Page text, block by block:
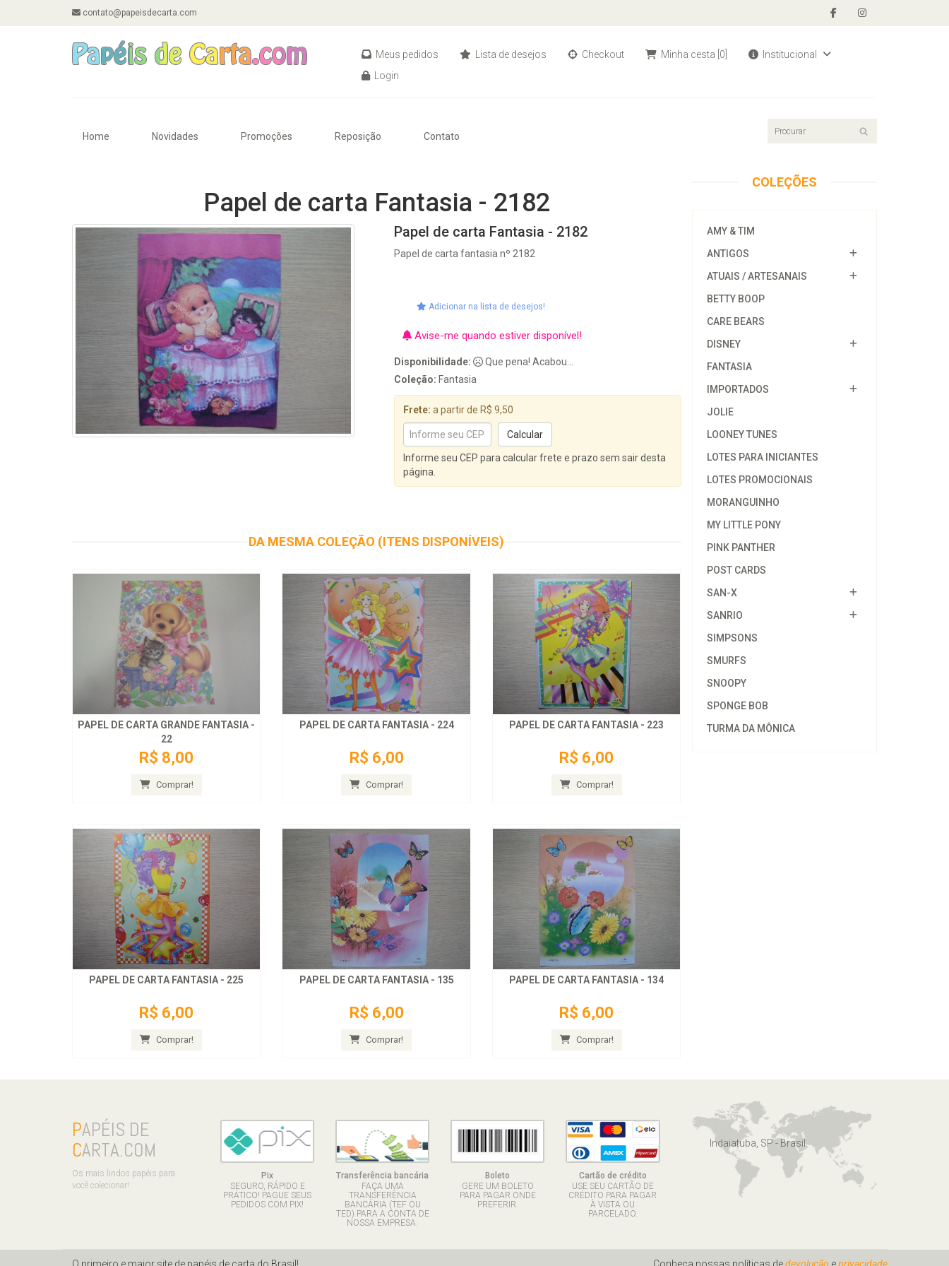
contato@papeisdecarta.com
Meus pedidos Lista de desejos Checkout Minha cesta [0]
Institucional
Login
Home Novidades Promoções Reposição Contato
Papel de carta Fantasia - 2182
Papel de carta Fantasia - 2182
Papel de carta fantasia nº 2182
Adicionar na lista de desejos!
Avise-me quando estiver disponível!
Disponibilidade:
Que pena! Acabou...
Coleção: Fantasia
Frete: a partir de R$ 9,50
Informe seu CEP para calcular frete e prazo sem sair desta
página.
DA MESMA COLEÇÃO (ITENS DISPONÍVEIS)
PAPEL DE CARTA GRANDE FANTASIA -
22
R$ 8,00
Comprar!
PAPEL DE CARTA FANTASIA - 224
R$ 6,00
Comprar!
PAPEL DE CARTA FANTASIA - 223
R$ 6,00
Comprar!
PAPEL DE CARTA FANTASIA - 225
R$ 6,00
Comprar!
PAPEL DE CARTA FANTASIA - 135
R$ 6,00
Comprar!
PAPEL DE CARTA FANTASIA - 134
R$ 6,00
Comprar!
COLEÇÕES
AMY & TIM
ANTIGOS
ATUAIS / ARTESANAIS
BETTY BOOP
CARE BEARS
DISNEY
FANTASIA
IMPORTADOS
JOLIE
LOONEY TUNES
LOTES PARA INICIANTES
LOTES PROMOCIONAIS
MORANGUINHO
MY LITTLE PONY
PINK PANTHER
POST CARDS
SAN-X
SANRIO
SIMPSONS
SMURFS
SNOOPY
SPONGE BOB
TURMA DA MÔNICA
PAPÉIS DE
CARTA.COM
Os mais lindos papéis para
você colecionar!
Pix
SEGURO, RÁPIDO E
PRÁTICO! PAGUE SEUS
PEDIDOS COM PIX!
Transferência bancária
FAÇA UMA
TRANSFERÊNCIA
BANCÁRIA (TEF OU
TED) PARA A CONTA DE
NOSSA EMPRESA.
Boleto
GERE UM BOLETO
PARA PAGAR ONDE
PREFERIR.
Cartão de crédito
USE SEU CARTÃO DE
CRÉDITO PARA PAGAR
À VISTA OU
PARCELADO.
Indaiatuba, SP - Brasil